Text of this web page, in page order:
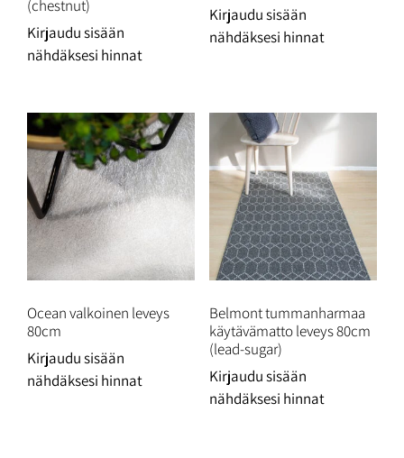
(chestnut)
Kirjaudu sisään
nähdäksesi hinnat
Kirjaudu sisään
nähdäksesi hinnat
Ocean valkoinen leveys
80cm
Kirjaudu sisään
nähdäksesi hinnat
Belmont tummanharmaa
käytävämatto leveys 80cm
(lead-sugar)
Kirjaudu sisään
nähdäksesi hinnat